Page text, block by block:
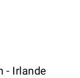
- Irlande